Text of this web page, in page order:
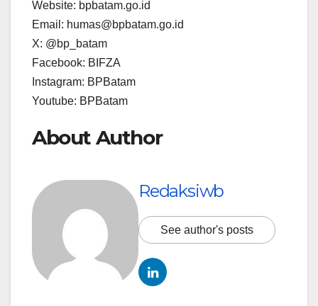
Website: bpbatam.go.id
Email: humas@bpbatam.go.id
X: @bp_batam
Facebook: BIFZA
Instagram: BPBatam
Youtube: BPBatam
About Author
Redaksiwb
See author's posts